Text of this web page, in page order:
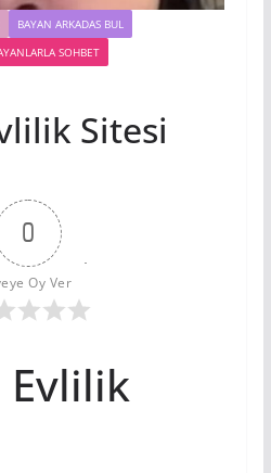
BAYAN ARKADAS BUL
SOHBET
Sitesi
0
Oy Ver